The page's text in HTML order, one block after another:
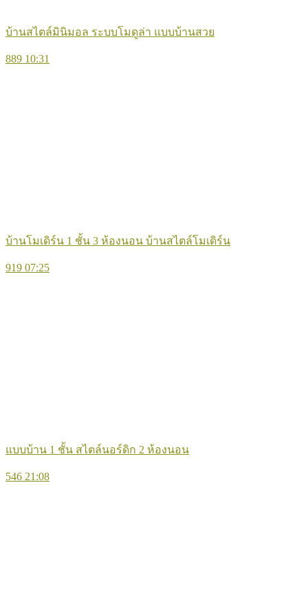
บ้านสไตล์มินิมอล ระบบโมดูล่า แบบบ้านสวย
889 10:31
บ้านโมเดิร์น 1 ชั้น 3 ห้องนอน บ้านสไตล์โมเดิร์น
919 07:25
แบบบ้าน 1 ชั้น สไตล์นอร์ดิก 2 ห้องนอน
546 21:08